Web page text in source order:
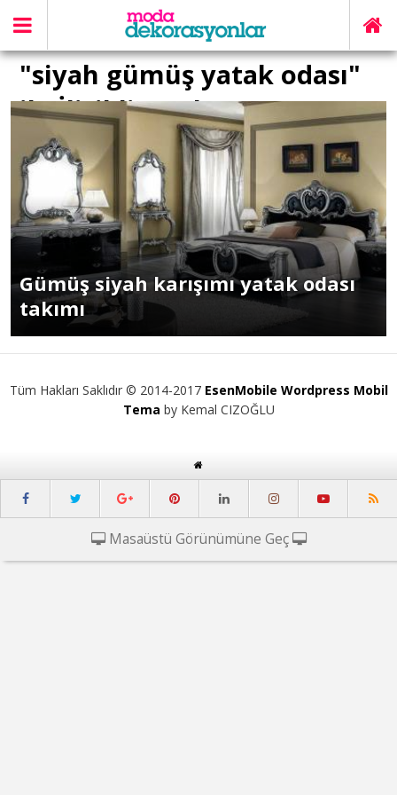
"siyah gümüş yatak odası"
ile İlişikli yazılar
Gümüş siyah karışımı yatak odası
takımı
Tüm Hakları Saklıdır © 2014-2017 EsenMobile Wordpress Mobil
Tema by Kemal CIZOĞLU
Masaüstü Görünümüne Geç